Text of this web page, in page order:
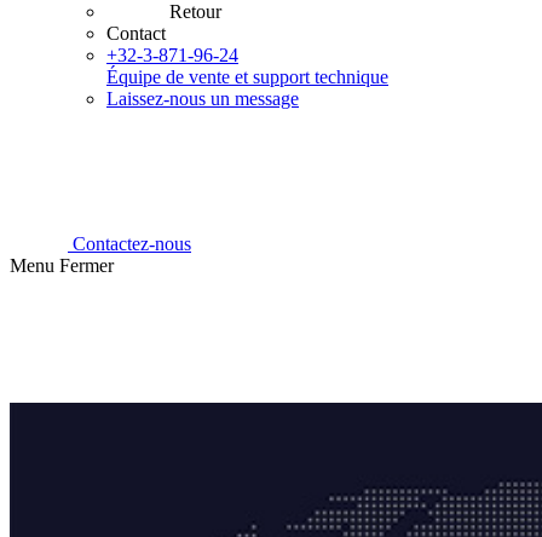
Retour
Contact
+32-3-871-96-24
Équipe de vente et support technique
Laissez-nous un message
Contactez-nous
Menu Fermer